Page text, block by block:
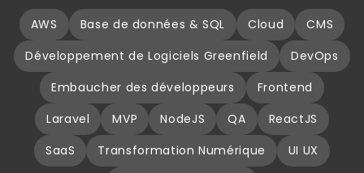
AWS Base de données & SQL Cloud
CMS
Développement de Logiciels Greenfield
DevOps
Embaucher des développeurs
Frontend
Laravel
MVP NodeJS QA
ReactJS
SaaS
Transformation Numérique
UI UX